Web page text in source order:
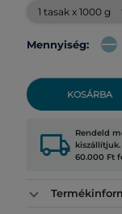
Mennyiség:
KOSÁRBA
local_shipping Rendeld
kiszállítjuk.
60.000 Ft